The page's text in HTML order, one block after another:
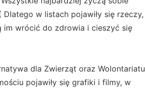
w listach pojawiły się rzeczy,
im wrócić do zdrowia i cieszyć się
dla Zwierząt oraz Wolontariatu
pojawiły się grafiki i filmy, w